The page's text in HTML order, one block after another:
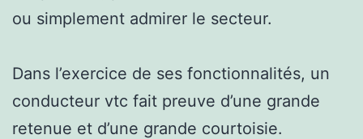
ou simplement admirer le secteur.
Dans l’exercice de ses fonctionnalités, un
conducteur vtc fait preuve d’une grande
retenue et d’une grande courtoisie.